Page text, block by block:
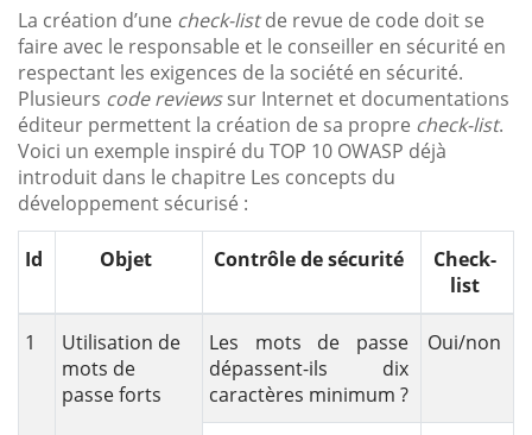
La création d’une check-listde revue de code doit se
faire avec le responsable et le conseiller en sécurité en
respectant les exigences de la société en sécurité.
Plusieurs code reviewssur Internet et documentations
éditeur permettent la création de sa propre check-list.
Voici un exemple inspiré du TOP 10 OWASP déjà
introduit dans le chapitre Les concepts du
développement sécurisé :
Id Objet Contrôle de sécurité
Check-
list
1
Utilisation de
mots de
passe forts
Les mots de passe
dépassent-ils dix
caractères minimum ?
Oui/non